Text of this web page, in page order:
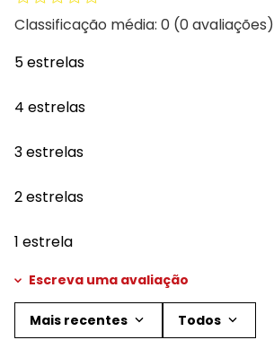
Classificação média: 0 (0 avaliações)
5 estrelas
4 estrelas
3 estrelas
2 estrelas
1 estrela
Escreva uma avaliação
Mais recentes Todos